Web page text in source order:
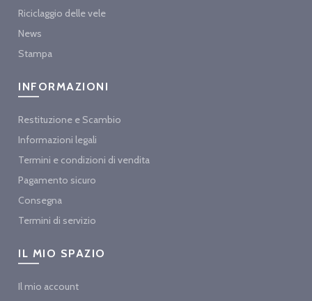
Riciclaggio delle vele
News
Stampa
INFORMAZIONI
Restituzione e Scambio
Informazioni legali
Termini e condizioni di vendita
Pagamento sicuro
Consegna
Termini di servizio
IL MIO SPAZIO
Il mio account